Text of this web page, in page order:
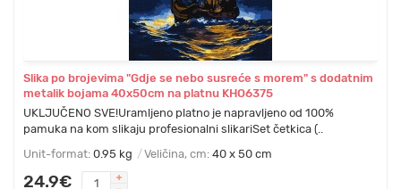
Slika po brojevima "Gdje se nebo susreće s morem" s dodatnim
metalik bojama 40x50cm na platnu KHO6375
UKLJUČENO SVE!Uramljeno platno je napravljeno od 100%
pamuka na kom slikaju profesionalni slikariSet četkica (..
Unit-format: 0.95 kg Veličina, cm: 40 x 50 cm
24.9€